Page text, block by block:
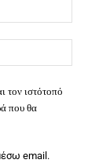
τον ιστότοπό
που θα
email.